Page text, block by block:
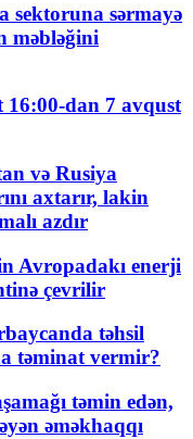
sektoruna sərmayə
məbləğini
16:00-dan 7 avqust
və Rusiya
axtarır, lakin
azdır
Avropadakı enerji
çevrilir
təhsil
təminat vermir?
təmin edən,
əməkhaqqı